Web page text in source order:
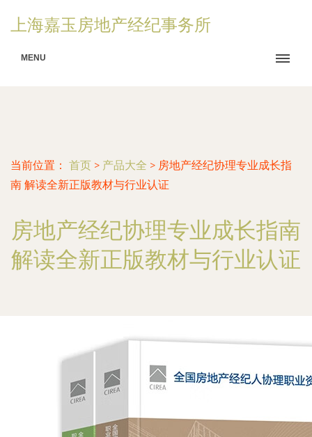
上海嘉玉房地产经纪事务所
MENU
当前位置： 首页 > 产品大全 > 房地产经纪协理专业成长指
南 解读全新正版教材与行业认证
房地产经纪协理专业成长指南
解读全新正版教材与行业认证